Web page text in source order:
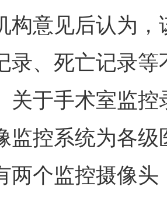
构意见后认为
录、死亡记录
关于手术室监
监控系统为各
两个监控摄像